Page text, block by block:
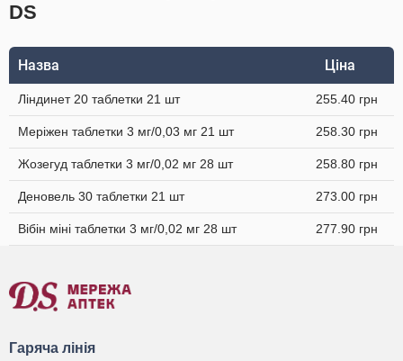
DS
Назва Ціна
Ліндинет 20 таблетки 21 шт 255.40 грн
Меріжен таблетки 3 мг/0,03 мг 21 шт 258.30 грн
Жозегуд таблетки 3 мг/0,02 мг 28 шт 258.80 грн
Деновель 30 таблетки 21 шт 273.00 грн
Вібін міні таблетки 3 мг/0,02 мг 28 шт 277.90 грн
Гаряча лінія